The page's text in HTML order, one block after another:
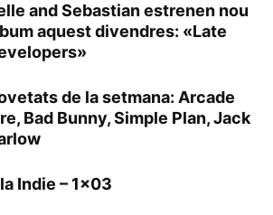
and Sebastian estrenen nou
aquest divendres: «Late
de la setmana: Arcade
Bad Bunny, Simple Plan, Jack
Indie – 1×03